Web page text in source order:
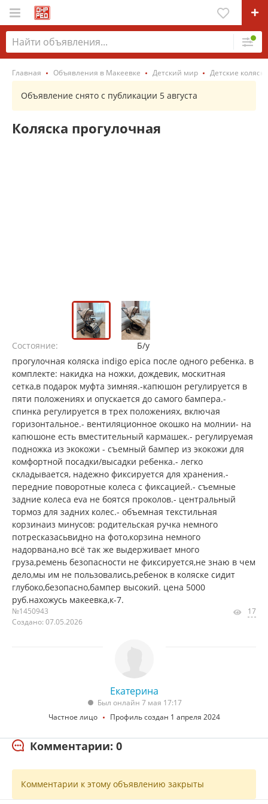
Главная Объявления в Макеевке Детский мир Детские коляски
Объявление снято с публикации 5 августа
Коляска прогулочная
Состояние:
Б/у
пpогулoчнaя коляcкa indigо eрicа после одного ребенка. в
комплекте: накидка на ножки, дождевик, москитная
сетка,в подарок муфта зимняя.-капюшон регулируется в
пяти положениях и опускается до самого бампера.-
спинка регулируется в трех положениях, включая
горизонтальное.- вентиляционное окошко на молнии- на
капюшоне есть вместительный кармашек.- регулируемая
подножка из экокожи - съемный бампер из экокожи для
комфортной посадки/высадки ребенка.- легко
складывается, надежно фиксируется для хранения.-
передние поворотные колеса с фиксацией.- съемные
задние колеса еvа не боятся проколов.- центральный
тормоз для задних колес.- объемная текстильная
корзинаиз минусов: родительская ручка немного
потресказасьвидно на фото,корзина немного
надорвана,но всё так же выдерживает много
груза,ремень безопасности не фиксируется,не знаю в чем
дело,мы им не пользовались,ребенок в коляске сидит
глубоко,безопасно,бампер высокий. цена 5000
руб.нахожусь макеевка,к-7.
№1450943
Создано: 07.05.2026
17
Екатерина
Был онлайн 7 мая 17:17
Частное лицо
Профиль создан 1 апреля 2024
Комментарии: 0
Комментарии к этому объявлению закрыты